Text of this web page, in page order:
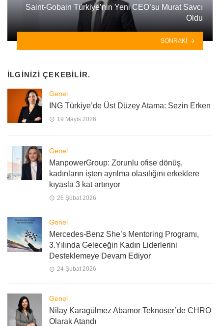
Saint-Gobain Türkiye’nin Yeni CEO’su Murat Savcı
Oldu
SONRAKI
İLGINIZI ÇEKEBILIR.
Genel
ING Türkiye’de Üst Düzey Atama: Sezin Erken
19 Mayıs 2026
Genel
ManpowerGroup: Zorunlu ofise dönüş,
kadınların işten ayrılma olasılığını erkeklere
kıyasla 3 kat artırıyor
26 Şubat 2026
Genel
Mercedes-Benz She’s Mentoring Programı,
3.Yılında Geleceğin Kadın Liderlerini
Desteklemeye Devam Ediyor
24 Şubat 2026
Genel
Nilay Karagülmez Abamor Teknoser’de CHRO
Olarak Atandı